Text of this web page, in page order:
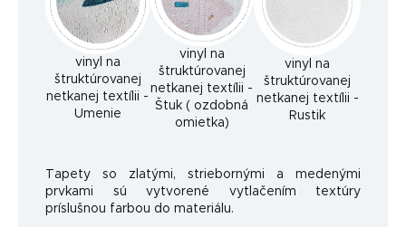
vinyl na
štruktúrovanej
netkanej textílii -
Umenie
vinyl na
štruktúrovanej
netkanej textílii -
Štuk ( ozdobná
omietka)
vinyl na
štruktúrovanej
netkanej textílii -
Rustik
Tapety so zlatými, striebornými a medenými
prvkami sú vytvorené vytlačením textúry
príslušnou farbou do materiálu.